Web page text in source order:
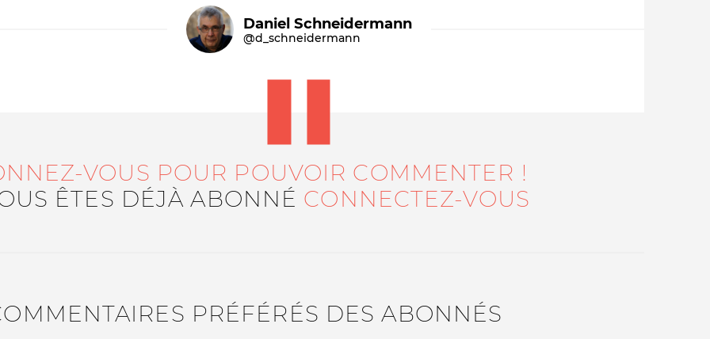
Le médiateur L'équipe Qui sommes-nous ?
Daniel Schneidermann
@d_schneidermann
VOUS POUR POUVOIR COMMENTER !
ÊTES DÉJÀ ABONNÉ CONNECTEZ-VOUS
PRÉFÉRÉS DES ABONNÉS